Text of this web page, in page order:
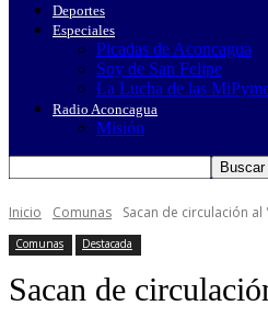
Deportes
Especiales
Picadas de Aconcagua
Soy de San Felipe
La Lucha de las
Radio Aconcagua
Misión
Inicio Comunas Sacan de circulación
Comunas Destacada
Sacan de